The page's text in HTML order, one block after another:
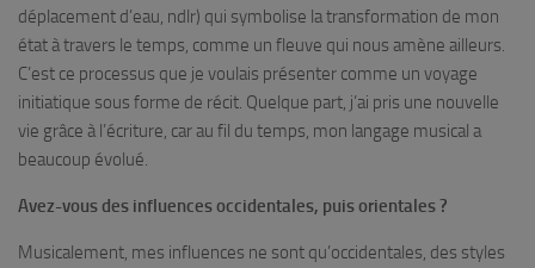
déplacement d’eau, ndlr) qui symbolise la transformation de mon
état à travers le temps, comme un fleuve qui nous amène ailleurs.
C’est ce processus que je voulais présenter comme un voyage
initiatique sous forme de récit. Quelque part, j’ai pris une nouvelle
vie grâce à l’écriture, car au fil du temps, mon langage musical a
beaucoup évolué.
Avez-vous des influences occidentales, puis orientales ?
Musicalement, mes influences ne sont qu’occidentales, des styles